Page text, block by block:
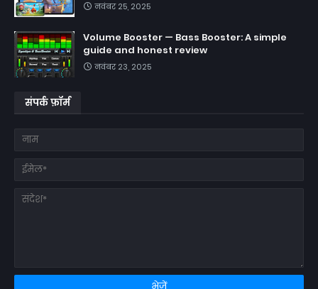
नवंबर 25, 2025
Volume Booster — Bass Booster: A simple
guide and honest review
नवंबर 23, 2025
संपर्क फ़ॉर्म